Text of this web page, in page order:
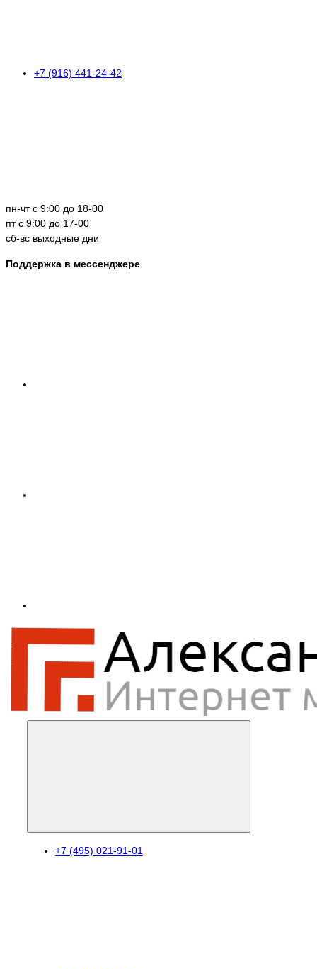
+7 (916) 441-24-42
пн-чт с 9:00 до 18-00
пт с 9:00 до 17-00
сб-вс выходные дни
Поддержка в мессенджере
+7 (495) 021-91-01